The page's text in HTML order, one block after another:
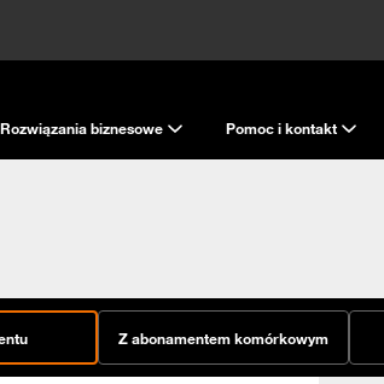
Rozwiązania biznesowe Pomoc i kontakt
Z abonamentem komórkowym